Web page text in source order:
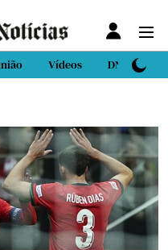
Vídeos DN Sport